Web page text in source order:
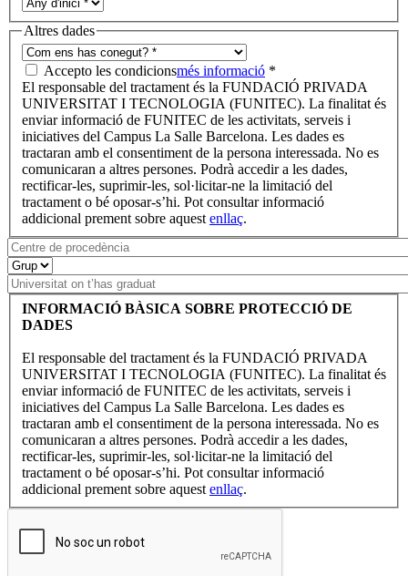
Altres dades
Accepto les condicionsmés informació *
El responsable del tractament és la FUNDACIÓ PRIVADA
UNIVERSITAT I TECNOLOGIA (FUNITEC). La finalitat és
enviar informació de FUNITEC de les activitats, serveis i
iniciatives del Campus La Salle Barcelona. Les dades es
tractaran amb el consentiment de la persona interessada. No es
comunicaran a altres persones. Podrà accedir a les dades,
rectificar-les, suprimir-les, sol·licitar-ne la limitació del
tractament o bé oposar-s’hi. Pot consultar informació
addicional prement sobre aquestenllaç.
INFORMACIÓ BÀSICA SOBRE PROTECCIÓ DE
DADES
El responsable del tractament és la FUNDACIÓ PRIVADA
UNIVERSITAT I TECNOLOGIA (FUNITEC). La finalitat és
enviar informació de FUNITEC de les activitats, serveis i
iniciatives del Campus La Salle Barcelona. Les dades es
tractaran amb el consentiment de la persona interessada. No es
comunicaran a altres persones. Podrà accedir a les dades,
rectificar-les, suprimir-les, sol·licitar-ne la limitació del
tractament o bé oposar-s’hi. Pot consultar informació
addicional prement sobre aquest enllaç.